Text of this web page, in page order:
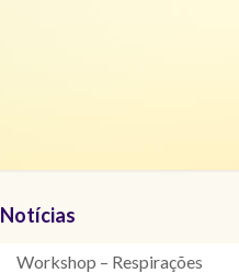
Notícias
Workshop – Respirações